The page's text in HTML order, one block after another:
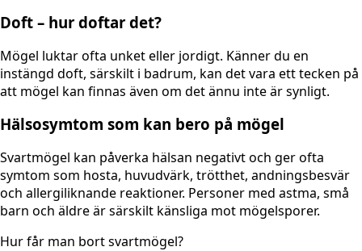
Doft – hur doftar det?
Mögel luktar ofta unket eller jordigt. Känner du en
instängd doft, särskilt i badrum, kan det vara ett tecken på
att mögel kan finnas även om det ännu inte är synligt.
Hälsosymtom som kan bero på mögel
Svartmögel kan påverka hälsan negativt och ger ofta
symtom som hosta, huvudvärk, trötthet, andningsbesvär
och allergiliknande reaktioner. Personer med astma, små
barn och äldre är särskilt känsliga mot mögelsporer.
Hur får man bort svartmögel?